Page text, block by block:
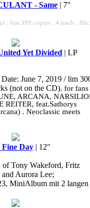
- Same | 7"
; lim 399 copies ; 4 track ; file:
Yet Divided | LP
Date: June 7, 2019 / lim
(not on the CD). for
ARCANA,
REITER, feat.Sathorys
. Neoclassic meets
Day | 12"
of Tony Wakeford, Fritz
Aurora Lee;
MiniAlbum mit 2 langen